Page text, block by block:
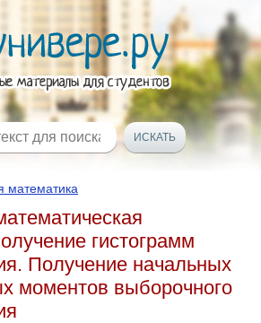
математика
гистограмм
Получение начальных
моментов выборочного